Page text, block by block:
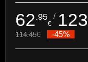
62.95
€
/ 123
114.45€ -45%